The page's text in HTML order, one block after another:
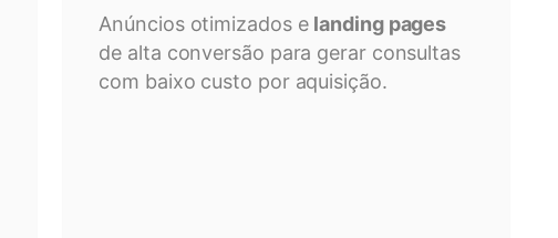
Anúncios otimizados e landing pages
de alta conversão para gerar consultas
com baixo custo por aquisição.